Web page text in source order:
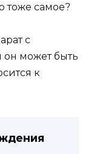
тоже самое?
с
он может быть
к